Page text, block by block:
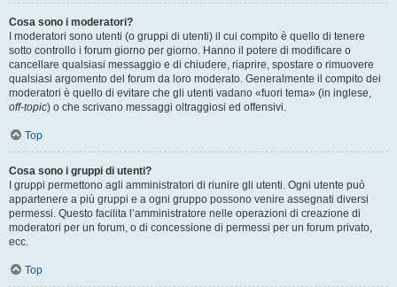
Cosa sono i moderatori?
I moderatori sono utenti (o gruppi di utenti) il cui compito è quello di tenere
sotto controllo i forum giorno per giorno. Hanno il potere di modificare o
cancellare qualsiasi messaggio e di chiudere, riaprire, spostare o rimuovere
qualsiasi argomento del forum da loro moderato. Generalmente il compito dei
moderatori è quello di evitare che gli utenti vadano «fuori tema» (in inglese,
off-topic) o che scrivano messaggi oltraggiosi ed offensivi.
Top
Cosa sono i gruppi di utenti?
I gruppi permettono agli amministratori di riunire gli utenti. Ogni utente può
appartenere a più gruppi e a ogni gruppo possono venire assegnati diversi
permessi. Questo facilita l’amministratore nelle operazioni di creazione di
moderatori per un forum, o di concessione di permessi per un forum privato,
ecc.
Top